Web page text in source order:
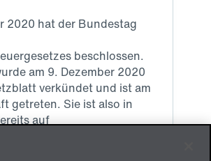
2020 hat der Bundestag
beschlossen.
am 9. Dezember 2020
verkündet und ist am
getreten. Sie ist also in
auf